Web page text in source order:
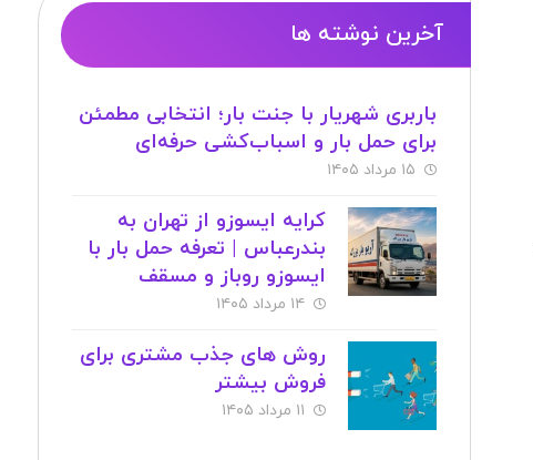
آخرین نوشته ها
باربری شهریار با جنت بار؛ انتخابی مطمئن
برای حمل بار و اسباب‌کشی حرفه‌ای
۱۵ مرداد ۱۴۰۵
کرایه ایسوزو از تهران به
بندرعباس | تعرفه حمل بار با
ایسوزو روباز و مسقف
۱۴ مرداد ۱۴۰۵
روش های جذب مشتری برای
فروش بیشتر
۱۱ مرداد ۱۴۰۵